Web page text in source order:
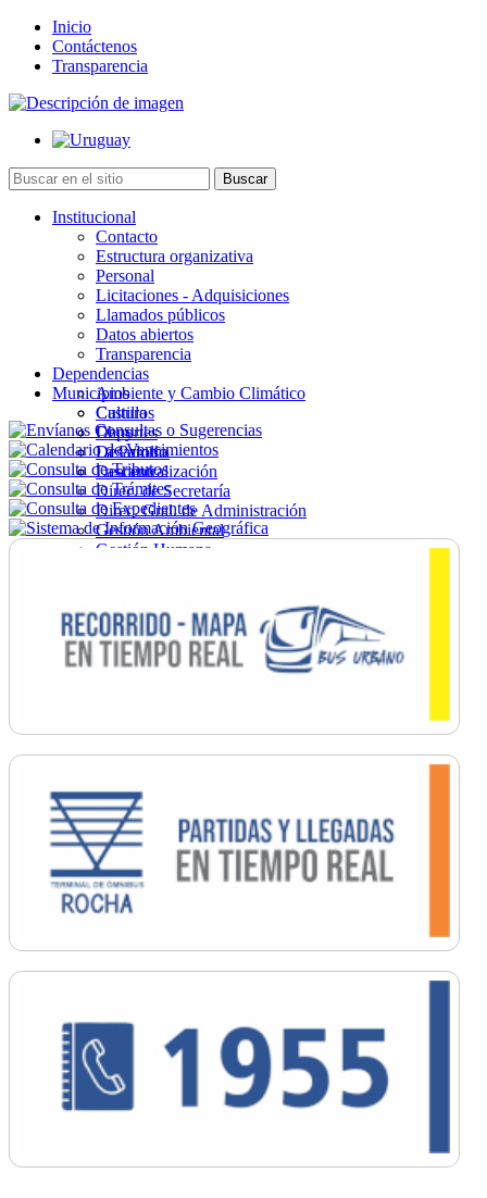
Inicio
Contáctenos
Transparencia
Institucional
Contacto
Estructura organizativa
Personal
Licitaciones - Adquisiciones
Llamados públicos
Datos abiertos
Transparencia
Dependencias
Ambiente y Cambio Climático
Cultura
Deportes
Desarrollo
Descentralización
Direc. de Secretaría
Direc. Gral. de Administración
Gestión Ambiental
Gestión Humana
Ordenamiento
Promoción Social
Salud
Secretaría General
Municipios
Castillos
Chuy
La Paloma
Lascano